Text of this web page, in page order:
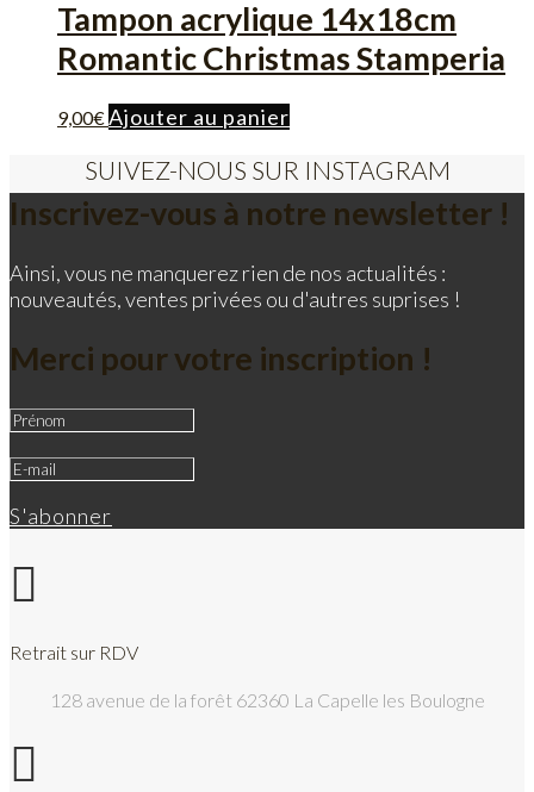
Tampon acrylique 14x18cm
Romantic Christmas Stamperia
9,00€Ajouter au panier
SUIVEZ-NOUS SUR INSTAGRAM
Inscrivez-vous à notre newsletter !
Ainsi, vous ne manquerez rien de nos actualités :
nouveautés, ventes privées ou d'autres suprises !
Merci pour votre inscription !
S'abonner

Retrait sur RDV
128 avenue de la forêt 62360 La Capelle les Boulogne
